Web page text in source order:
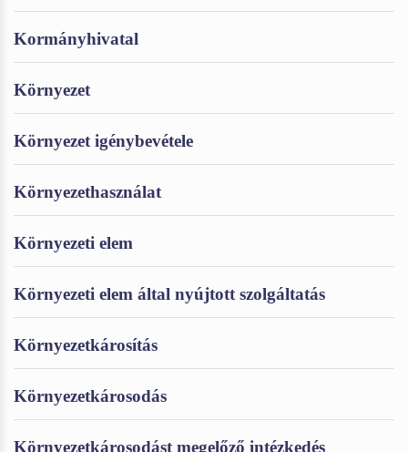
Kormányhivatal
Környezet
Környezet igénybevétele
Környezethasználat
Környezeti elem
Környezeti elem által nyújtott szolgáltatás
Környezetkárosítás
Környezetkárosodás
Környezetkárosodást megelőző intézkedés